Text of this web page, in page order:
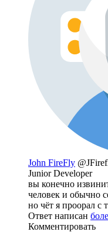
John FireFly
Junior Developer
вы конечно
человек и обычно
но чёт я проорал с
Ответ написан
Комментировать